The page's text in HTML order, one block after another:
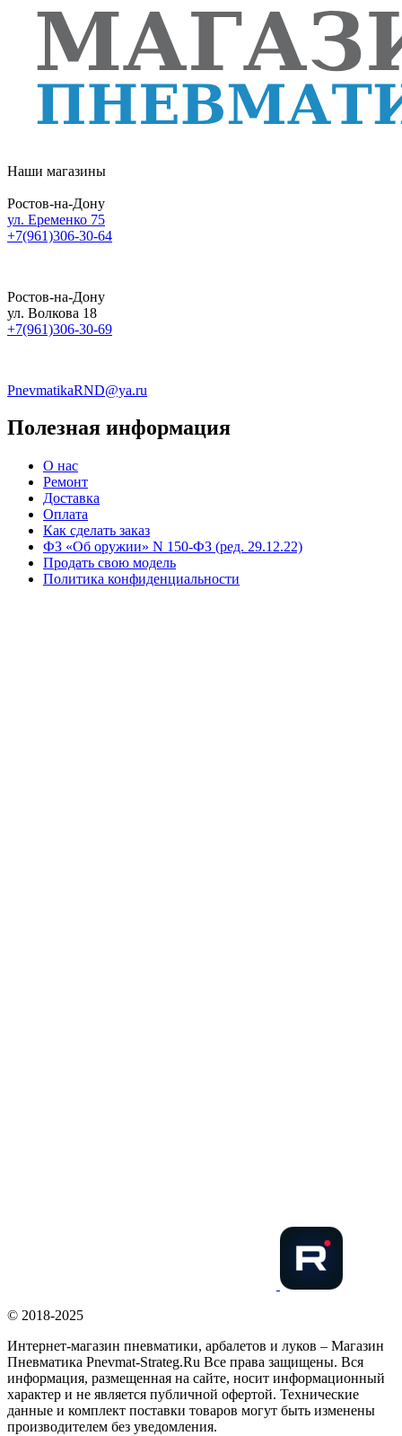
Наши магазины
Ростов-на-Дону
ул. Еременко 75
+7(961)306-30-64
Ростов-на-Дону
ул. Волкова 18
+7(961)306-30-69
PnevmatikaRND@ya.ru
Полезная информация
О нас
Ремонт
Доставка
Оплата
Как сделать заказ
ФЗ «Об оружии» N 150-ФЗ (ред. 29.12.22)
Продать свою модель
Политика конфиденциальности
© 2018-2025
Интернет-магазин пневматики, арбалетов и луков – Магазин
Пневматика Pnevmat-Strateg.Ru Все права защищены. Вся
информация, размещенная на сайте, носит информационный
характер и не является публичной офертой. Технические
данные и комплект поставки товаров могут быть изменены
производителем без уведомления.